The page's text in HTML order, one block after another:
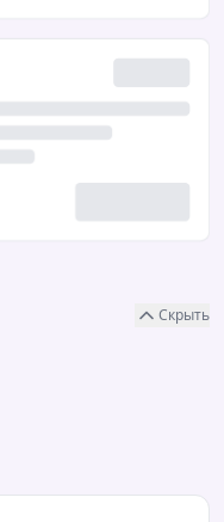
Скрыть